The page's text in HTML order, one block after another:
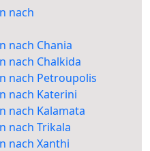
nach
nach Chania
nach Chalkida
nach Petroupolis
nach Katerini
nach Kalamata
nach Trikala
nach Xanthi